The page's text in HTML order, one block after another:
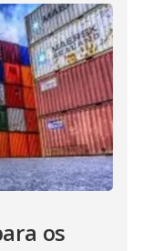
os